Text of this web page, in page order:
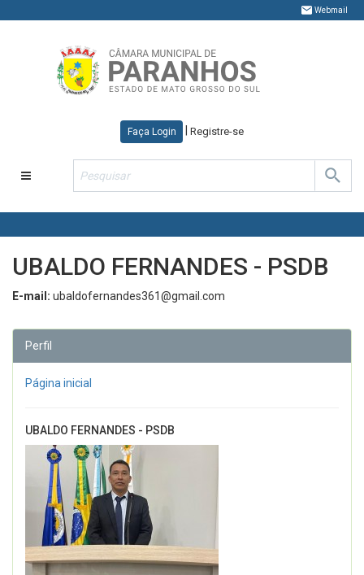
Webmail
Faça Login Registre-se
Toggle
navigation
UBALDO FERNANDES - PSDB
E-mail: ubaldofernandes361@gmail.com
Perfil
Página inicial
UBALDO FERNANDES - PSDB